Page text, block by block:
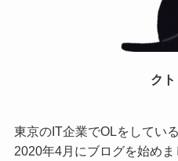
クト
東京のIT企業でOLをしてい
2020年4月にブログを始めま